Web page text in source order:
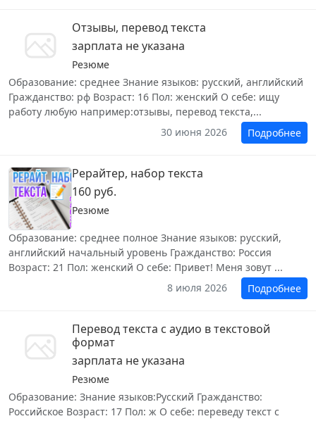
Отзывы, перевод текста
зарплата не указана
Резюме
Образование: среднее Знание языков: русский, английский
Гражданство: рф Возраст: 16 Пол: женский О себе: ищу
работу любую например:отзывы, перевод текста,...
30 июня 2026
Подробнее
Рерайтер, набор текста
160 руб.
Резюме
Образование: среднее полное Знание языков: русский,
английский начальный уровень Гражданство: Россия
Возраст: 21 Пол: женский О себе: Привет! Меня зовут ...
8 июля 2026
Подробнее
Перевод текста с аудио в текстовой
формат
зарплата не указана
Резюме
Образование: Знание языков:Русский Гражданство:
Российское Возраст: 17 Пол: ж О себе: переведу текст с